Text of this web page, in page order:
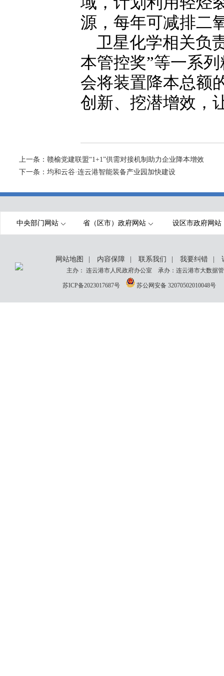
源，每年可减排二
卫星化学相关负
本管控奖”等一系
会将装置降本总额
创新、挖潜增效，
上一条： 赣榆党建联盟“1+1”供需对接机制助力企业降本增效
下一条： 均和云谷·连云港智能装备产业园加快建设
中央部门网站 省（区市）政府网站 设区市政府网站
网站地图 内容保障 联系我们 我要纠错
主办： 连云港市人民政府办公室 承办：连云港市大数据
苏ICP备2023017687号 苏公网安备 32070502010048号